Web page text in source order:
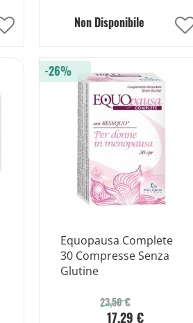
Aggiungi
Non Disponibile
Equopausa Complete
30 Compresse Senza
Glutine
23,50 €
17,29 €
-26%